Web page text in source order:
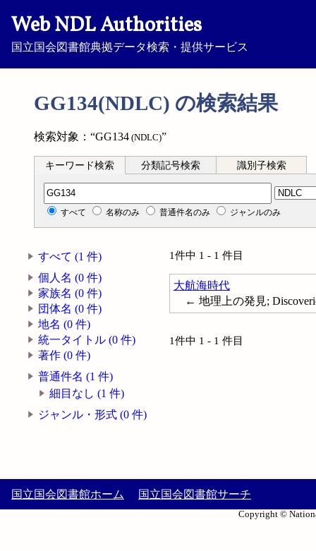
Web NDL Authorities
国立国会図書館典拠データ検索・提供サービス
GG134(NDLC) の検索結果
検索対象：“GG134 (NDLC)”
キーワード検索 分類記号検索 識別子検索
分類記号検索
すべて 名称のみ 普通件名のみ ジャンルのみ
すべて (1 件)
個人名 (0 件)
家族名 (0 件)
団体名 (0 件)
地名 (0 件)
統一タイトル (0 件)
著作 (0 件)
普通件名 (1 件)
細目なし (1 件)
ジャンル・形式 (0 件)
1件中 1 - 1 件目
大航海時代
← 地理上の発見;
1件中 1 - 1 件目
国立国会図書館ホーム 国立国会図書館サーチ
Copyright ©